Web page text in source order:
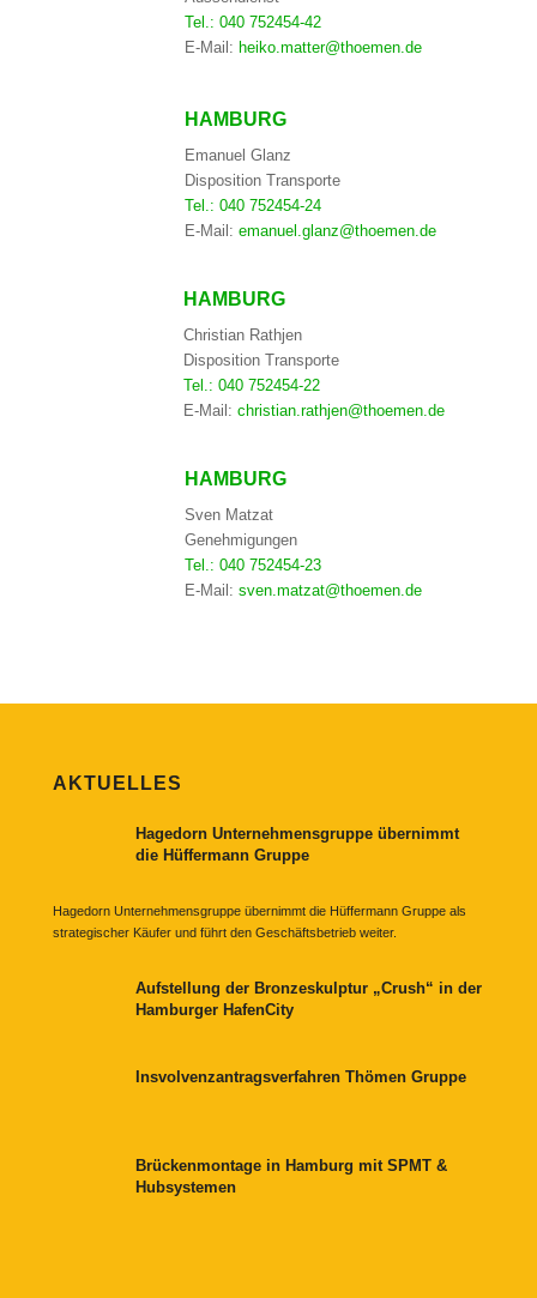
Tel.: 040 752454-42
E-Mail: heiko.matter@thoemen.de
HAMBURG
Emanuel Glanz
Disposition Transporte
Tel.: 040 752454-24
E-Mail: emanuel.glanz@thoemen.de
HAMBURG
Christian Rathjen
Disposition Transporte
Tel.: 040 752454-22
E-Mail: christian.rathjen@thoemen.de
HAMBURG
Sven Matzat
Genehmigungen
Tel.: 040 752454-23
E-Mail: sven.matzat@thoemen.de
AKTUELLES
Hagedorn Unternehmensgruppe übernimmt
die Hüffermann Gruppe
Hagedorn Unternehmensgruppe übernimmt die Hüffermann Gruppe als
strategischer Käufer und führt den Geschäftsbetrieb weiter.
Aufstellung der Bronzeskulptur „Crush“ in der
Hamburger HafenCity
Insvolvenzantragsverfahren Thömen Gruppe
Brückenmontage in Hamburg mit SPMT &
Hubsystemen